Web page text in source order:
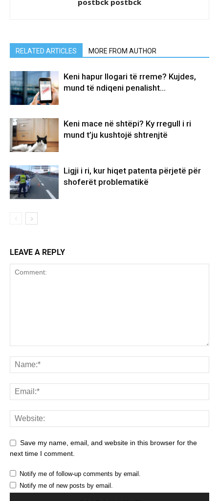
postbck postbck
RELATED ARTICLES MORE FROM AUTHOR
Keni hapur llogari të rreme? Kujdes,
mund të ndiqeni penalisht…
Keni mace në shtëpi? Ky rregull i ri
mund t’ju kushtojë shtrenjtë
Ligji i ri, kur hiqet patenta përjetë për
shoferët problematikë
LEAVE A REPLY
Save my name, email, and website in this browser for the
next time I comment.
Notify me of follow-up comments by email.
Notify me of new posts by email.